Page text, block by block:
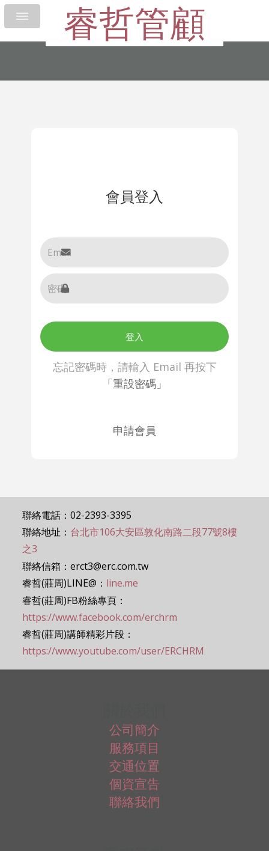
睿哲管顧
會員登入
登入
忘記密碼時，請輸入 Email 再按下
「重設密碼」
申請會員
聯絡電話：02-2393-3395
聯絡地址： 台北市106大安區敦化南路二段77號8樓
之3
聯絡信箱：erct3@erc.com.tw
睿哲(莊周)LINE@： line.me
睿哲(莊周)FB粉絲專頁：
https://www.facebook.com/erchrm
睿哲(莊周)講師精彩片段：
https://www.youtube.com/user/ERCHRM
公司簡介
服務項目
交通位置
個資宣告
聯絡我們